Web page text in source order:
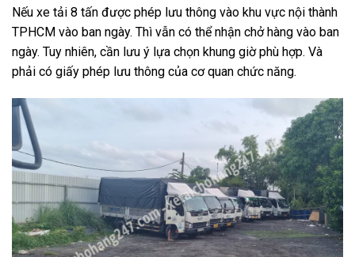
Nếu xe tải 8 tấn được phép lưu thông vào khu vực nội thành
TPHCM vào ban ngày. Thì vẫn có thể nhận chở hàng vào ban
ngày. Tuy nhiên, cần lưu ý lựa chọn khung giờ phù hợp. Và
phải có giấy phép lưu thông của cơ quan chức năng.